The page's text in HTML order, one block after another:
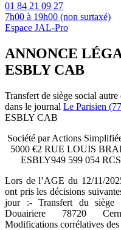
01 84 21 09 27
7h00 à 19h00 (non surtaxé)
Espace JAL-Pro
ANNONCE
ESBLY CAB
Transfert de siège social
dans le journal Le Parisien
ESBLY CAB
Société par Actions
5000 €2 RUE LOUIS
ESBLY949 599 054
Lors de l’AGE du 12/11/
ont pris les décisions
jour :- Transfert du siège
Douairiere 78720
Modifications corrélatives des